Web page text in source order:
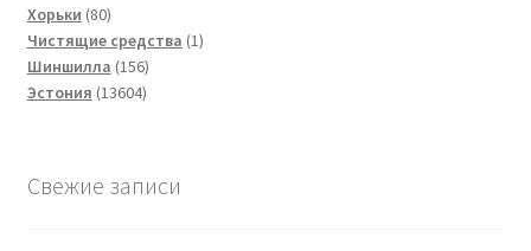
Хорьки 8080
товаров
Чистящие средства 11
Шиншилла 156156
товаров
Эстония 1360413604
Свежие записи